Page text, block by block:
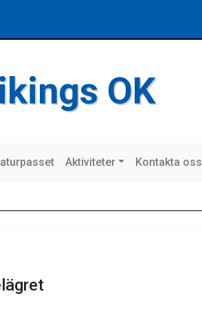
OK
Aktiviteter Kontakta oss